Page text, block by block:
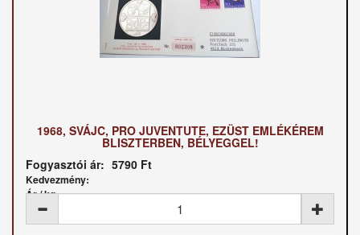
1968, SVÁJC, PRO JUVENTUTE, EZÜST EMLÉKÉREM
BLISZTERBEN, BÉLYEGGEL!
Fogyasztói ár: 5790 Ft
Kedvezmény:
Ár / kg: